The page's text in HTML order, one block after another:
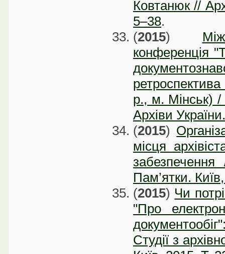
Ковтанюк //
5–38.
(2015)
конференція
р., м. Мінськ)
Архіви
(2015)
місця
Пам’ятки.
(2015) Чи
"Про
Студії з